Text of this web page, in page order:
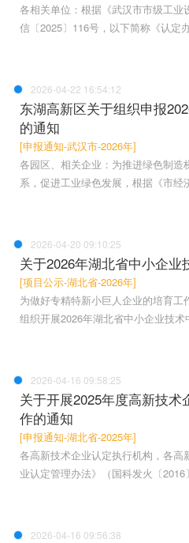
各相关单位：根据《武汉市市级工
信〔2025〕116号，以下简称《认定
2026-04-22 16:54:12
东湖高新区关于组织申报
的通知
[申报通知-武汉市-2026年]
各园区、相关企业：为推进绿色制造
系，促进工业绿色发展，根据《市
2026-04-20 09:10:25
关于2026年湖北省中小企业
[项目公示-湖北省-2026年]
为做好专精特新小巨人企业的培育
组织开展2026年湖北省中小企业技
2026-04-16 09:58:25
关于开展2025年度高新技
作的通知
[申报通知-湖北省-2025年]
各高新技术企业认定执行机构，各高
业认定管理办法》（国科发火〔2016
2026-04-16 09:56:38